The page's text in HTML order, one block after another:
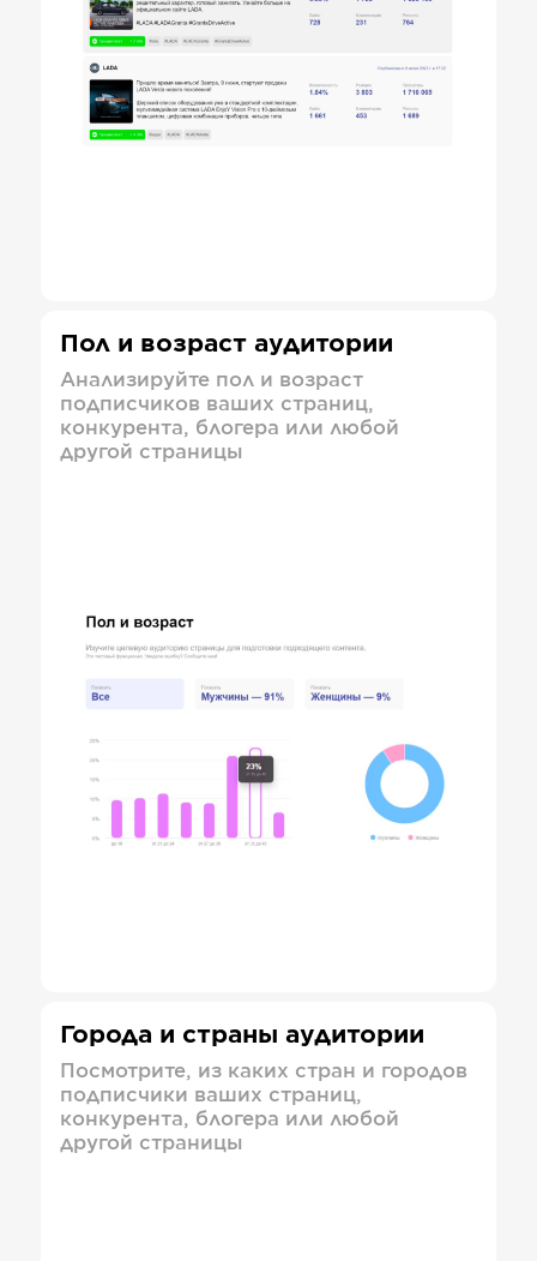
Пол и возраст аудитории
Анализируйте пол и возраст
подписчиков ваших страниц,
конкурента, блогера или любой
другой страницы
Города и страны аудитории
Посмотрите, из каких стран и городов
подписчики ваших страниц,
конкурента, блогера или любой
другой страницы